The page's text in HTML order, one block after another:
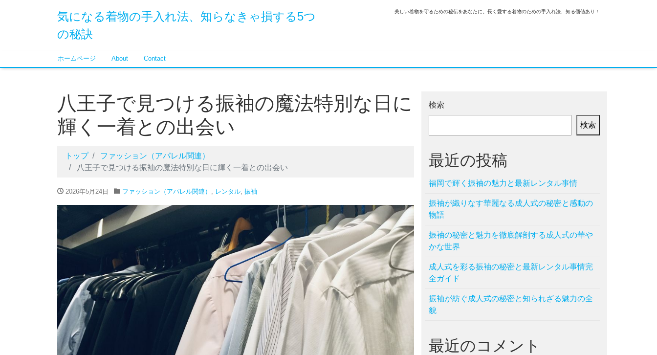
気になる着物の手入れ法、知らなきゃ損する5つ
の秘訣
美しい着物を守るための秘伝をあなたに。長く愛する着物のための手入れ法、知る価値あり！
ホームページ About Contact
八王子で見つける振袖の魔法特別な日に
輝く一着との出会い
トップ
ファッション（アパレル関連）
八王子で見つける振袖の魔法特別な日に輝く一着との出会い
2026年5月24日 ファッション（アパレル関連） レンタル, 振袖
検索
検索
最近の投稿
福岡で輝く振袖の魅力と最新レンタル事情
振袖が織りなす華麗なる成人式の秘密と感動の
物語
振袖の秘密と魅力を徹底解剖する成人式の華や
かな世界
成人式を彩る振袖の秘密と最新レンタル事情完
全ガイド
振袖が紡ぐ成人式の秘密と知られざる魅力の全
貌
最近のコメント